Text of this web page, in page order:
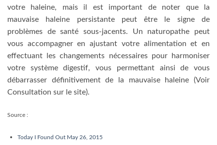
votre haleine, mais il est important de noter que la
mauvaise haleine persistante peut être le signe de
problèmes de santé sous-jacents. Un naturopathe peut
vous accompagner en ajustant votre alimentation et en
effectuant les changements nécessaires pour harmoniser
votre système digestif, vous permettant ainsi de vous
débarrasser définitivement de la mauvaise haleine (Voir
Consultation sur le site).
Source :
Today I Found Out May 26, 2015